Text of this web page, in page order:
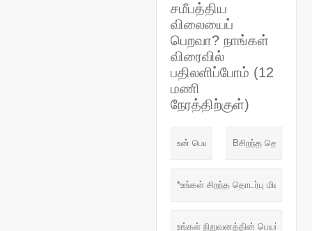
சமீபத்திய
விலையைப்
பெறவா? நாங்கள்
விரைவில்
பதிலளிப்போம் (12
மணி
நேரத்திற்குள்)